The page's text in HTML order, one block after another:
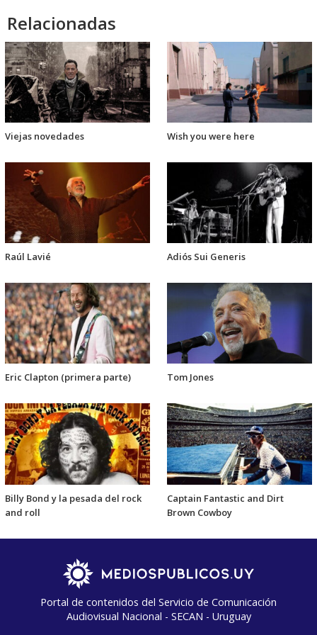
Relacionadas
Viejas novedades Wish you were here
Raúl Lavié Adiós Sui Generis
Eric Clapton (primera parte) Tom Jones
Billy Bond y la pesada del rock
and roll
Captain Fantastic and Dirt
Brown Cowboy
Portal de contenidos del Servicio de Comunicación
Audiovisual Nacional - SECAN - Uruguay